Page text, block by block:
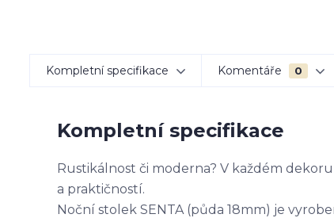
Kompletní specifikace Komentáře 0
Kompletní specifikace
Rustikálnost či moderna? V každém
a praktičností.
Noční stolek SENTA (půda 18mm) je